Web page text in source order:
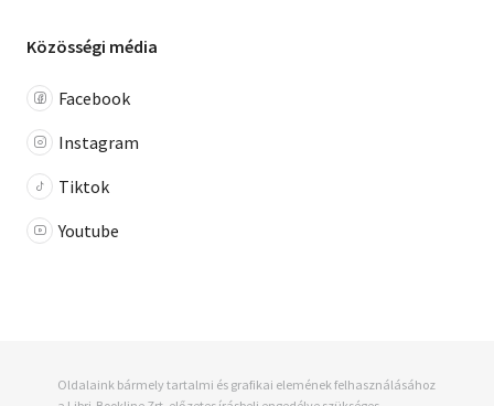
Közösségi média
Facebook
Instagram
Tiktok
Youtube
Oldalaink bármely tartalmi és grafikai elemének felhasználásához